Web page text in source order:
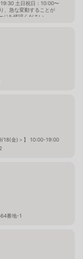
土日祝日：10:00〜
、急な変動することが
ジを確認ください
18(金)＞】 10:00-19:00
番地-1